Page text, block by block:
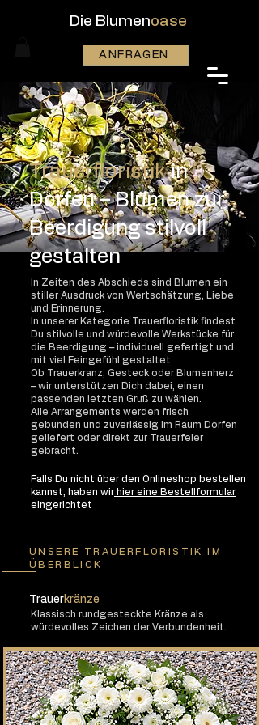
Die Blumenoase
ANFRAGEN
Trauerfloristikin
Dorfen – Blumen zur
Beerdigung stilvoll
gestalten
In Zeiten des Abschieds sind Blumen ein
stiller Ausdruck von Wertschätzung, Liebe
und Erinnerung.
In unserer Kategorie Trauerfloristik findest
Du stilvolle und würdevolle Werkstücke für
die Beerdigung – individuell gefertigt und
mit viel Feingefühl gestaltet.
Ob Trauerkranz, Gesteck oder Blumenherz
– wir unterstützen Dich dabei, einen
passenden letzten Gruß zu wählen.
Alle Arrangements werden frisch
gebunden und zuverlässig im Raum Dorfen
geliefert oder direkt zur Trauerfeier
gebracht.
Falls Du nicht über den Onlineshop bestellen
kannst, haben wirhier eine Bestellformular
eingerichtet
UNSERE TRAUERFLORISTIK IM
ÜBERBLICK
Trauerkränze
Klassisch rundgesteckte Kränze als
würdevolles Zeichen der Verbundenheit.